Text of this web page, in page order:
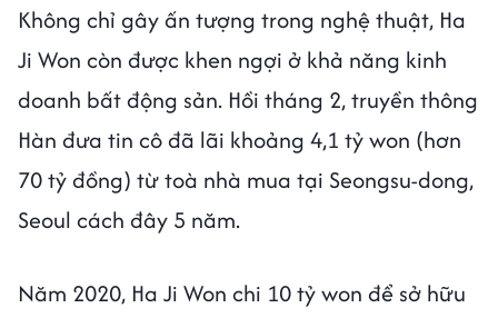
Không chỉ gây ấn tượng trong nghệ thuật, Ha
Ji Won còn được khen ngợi ở khả năng kinh
doanh bất động sản. Hồi tháng 2, truyền thông
Hàn đưa tin cô đã lãi khoảng 4,1 tỷ won (hơn
70 tỷ đồng) từ toà nhà mua tại Seongsu-dong,
Seoul cách đây 5 năm.
Năm 2020, Ha Ji Won chi 10 tỷ won để sở hữu